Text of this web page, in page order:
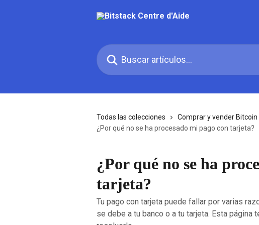
Buscar artículos...
Todas las colecciones Comprar y vender Bitcoin
¿Por qué no se ha procesado mi pago con tarjeta?
¿Por qué no se ha
tarjeta?
Tu pago con tarjeta puede fallar por varias
se debe a tu banco o a tu tarjeta. Esta página